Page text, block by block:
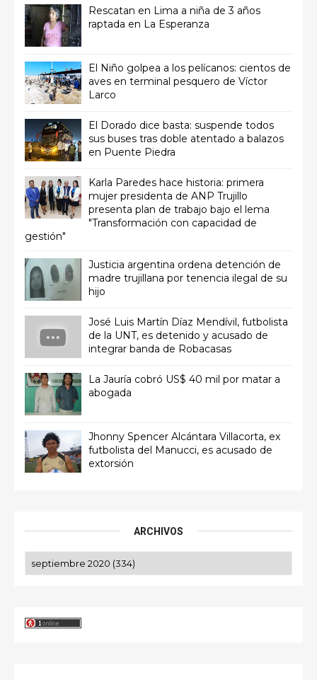
Rescatan en Lima a niña de 3 años
raptada en La Esperanza
El Niño golpea a los pelícanos: cientos de
aves en terminal pesquero de Víctor
Larco
El Dorado dice basta: suspende todos
sus buses tras doble atentado a balazos
en Puente Piedra
Karla Paredes hace historia: primera
mujer presidenta de ANP Trujillo
presenta plan de trabajo bajo el lema
"Transformación con capacidad de
gestión"
Justicia argentina ordena detención de
madre trujillana por tenencia ilegal de su
hijo
José Luis Martín Díaz Mendívil, futbolista
de la UNT, es detenido y acusado de
integrar banda de Robacasas
La Jauría cobró US$ 40 mil por matar a
abogada
Jhonny Spencer Alcántara Villacorta, ex
futbolista del Manucci, es acusado de
extorsión
ARCHIVOS